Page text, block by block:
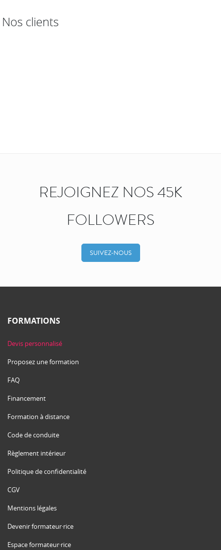
Nos clients
REJOIGNEZ NOS 45K
FOLLOWERS
SUIVEZ-NOUS
FORMATIONS
Devis personnalisé
Proposez une formation
FAQ
Financement
Formation à distance
Code de conduite
Règlement intérieur
Politique de confidentialité
CGV
Mentions légales
Devenir formateur·rice
Espace formateur·rice